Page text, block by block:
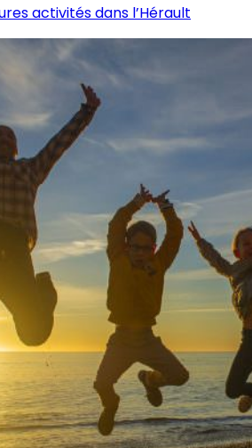
activités dans l’Hérault